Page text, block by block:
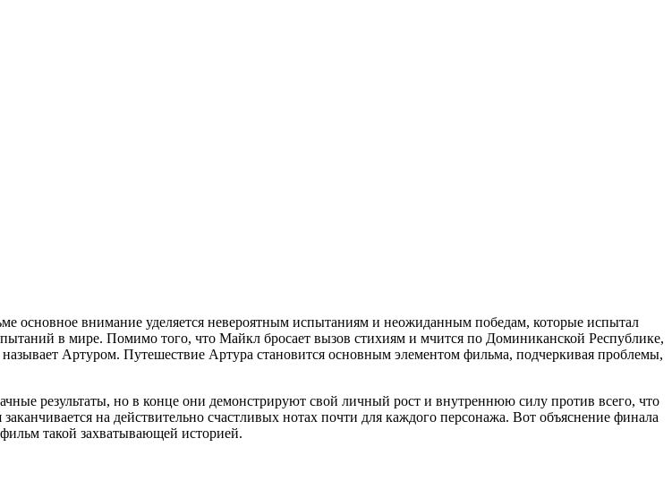
основное внимание уделяется невероятным испытаниям и неожиданным победам, которые испытал
в мире. Помимо того, что Майкл бросает вызов стихиям и мчится по Доминиканской Республике,
Артуром. Путешествие Артура становится основным элементом фильма, подчеркивая проблемы,
результаты, но в конце они демонстрируют свой личный рост и внутреннюю силу против всего, что
на действительно счастливых нотах почти для каждого персонажа. Вот объяснение финала
такой захватывающей историей.